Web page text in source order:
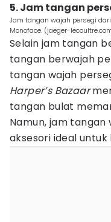
5. Jam tangan
Jam tangan wajah persegi
Monoface. (jaeger-
Selain jam tangan
tangan berwajah
tangan wajah
Harper’s Bazaar
tangan bulat
Namun, jam tangan
aksesori ideal